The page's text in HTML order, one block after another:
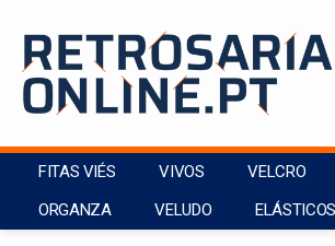
content
FITAS VIÉS VIVOS VELCRO
ORGANZA
VELUDO ELÁSTICOS